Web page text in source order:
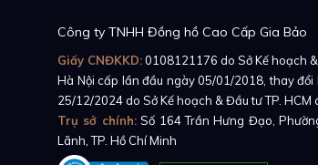
Công ty TNHH Đồng hồ Cao Cấp Gia Bảo
Giấy CNĐKKD:0108121176 do Sở Kế hoạch
Hà Nội cấp lần đầu ngày 05/01/2018, thay đổi
25/12/2024 do Sở Kế hoạch & Đầu tư TP. HCM
Trụ sở chính:Số 164 Trần Hưng Đạo,
Lãnh, TP. Hồ Chí Minh